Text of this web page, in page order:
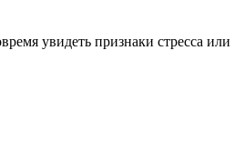
увидеть признаки стресса или